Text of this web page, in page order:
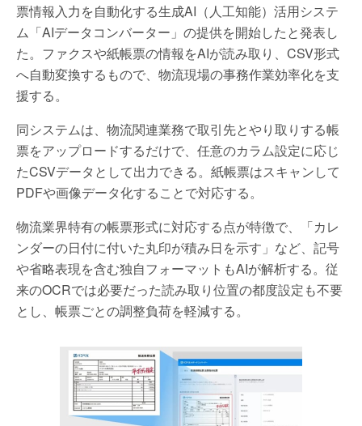
票情報入力を自動化する生成AI（人工知能）活用システ
ム「AIデータコンバーター」の提供を開始したと発表し
た。ファクスや紙帳票の情報をAIが読み取り、CSV形式
へ自動変換するもので、物流現場の事務作業効率化を支
援する。
同システムは、物流関連業務で取引先とやり取りする帳
票をアップロードするだけで、任意のカラム設定に応じ
たCSVデータとして出力できる。紙帳票はスキャンして
PDFや画像データ化することで対応する。
物流業界特有の帳票形式に対応する点が特徴で、「カレ
ンダーの日付に付いた丸印が積み日を示す」など、記号
や省略表現を含む独自フォーマットもAIが解析する。従
来のOCRでは必要だった読み取り位置の都度設定も不要
とし、帳票ごとの調整負荷を軽減する。